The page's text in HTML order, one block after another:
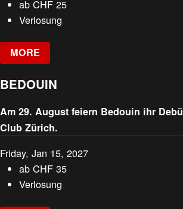
abCHF 25
Verlosung
MORE
BEDOUIN
Am 29. August feiern Bedouin ihr
Club Zürich.
Friday, Jan 15, 2027
abCHF 35
Verlosung